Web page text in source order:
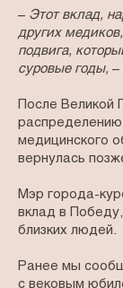
– Этот вклад,
других
подвига,
суровые годы, –
После
медицинского
вернулась
Мэр города-
вклад в
близких людей.
Ранее мы
с вековым